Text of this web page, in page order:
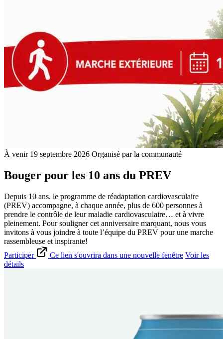
À venir 19 septembre 2026 Organisé par la communauté
Bouger pour les 10 ans du PREV
Depuis 10 ans, le programme de réadaptation cardiovasculaire
(PREV) accompagne, à chaque année, plus de 600 personnes à
prendre le contrôle de leur maladie cardiovasculaire… et à vivre
pleinement. Pour souligner cet anniversaire marquant, nous vous
invitons à vous joindre à toute l’équipe du PREV pour une marche
rassembleuse et inspirante!
Participer
Ce lien s'ouvrira dans une nouvelle fenêtre Voir les
détails